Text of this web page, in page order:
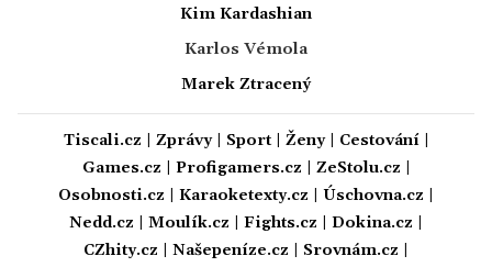
Kim Kardashian
Karlos Vémola
Marek Ztracený
Tiscali.cz Zprávy| Sport| Ženy| Cestování|
Games.cz
Profigamers.cz ZeStolu.cz
Osobnosti.cz
Karaoketexty.cz Úschovna.cz
Nedd.cz
Moulík.cz Fights.cz Dokina.cz
CZhity.cz
Našepeníze.cz Srovnám.cz